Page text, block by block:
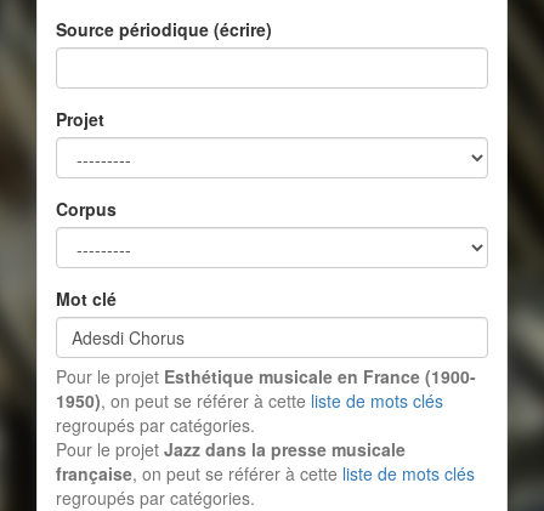
Source périodique (écrire)
Projet
Corpus
Mot clé
Pour le projet Esthétique musicale en France (1900-
1950), on peut se référer à cette liste de mots clés
regroupés par catégories.
Pour le projet Jazz dans la presse musicale
française, on peut se référer à cette liste de mots clés
regroupés par catégories.